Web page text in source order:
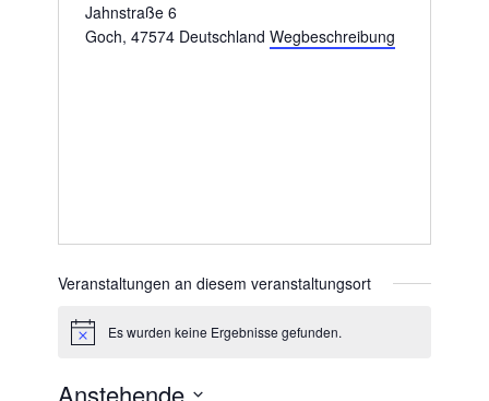
Jahnstraße 6
Goch, 47574 Deutschland Wegbeschreibung
Veranstaltungen an diesem veranstaltungsort
HinweisEs wurden keine Ergebnisse gefunden.
Anstehende